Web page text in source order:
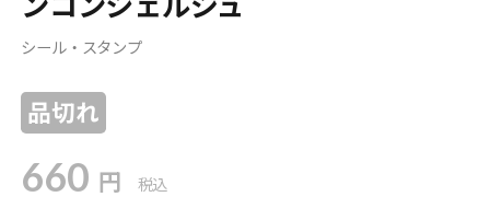
シール・スタンプ
品切れ
660 円 税込